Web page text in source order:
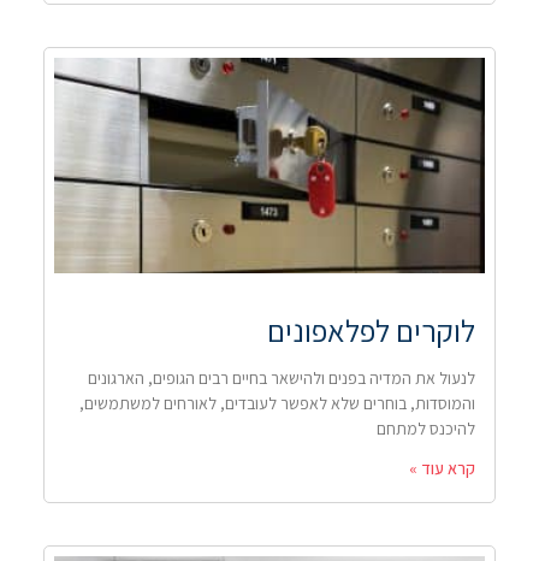
לוקרים לפלאפונים
לנעול את המדיה בפנים ולהישאר בחיים רבים הגופים, הארגונים
והמוסדות, בוחרים שלא לאפשר לעובדים, לאורחים למשתמשים,
להיכנס למתחם
קרא עוד »